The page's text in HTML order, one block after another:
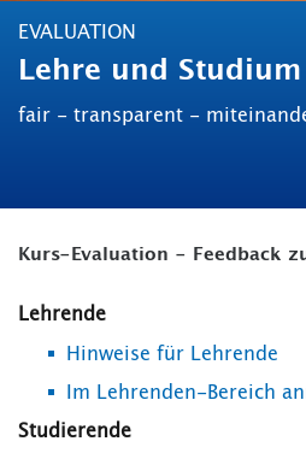
EVALUATION
Lehre und Studium
fair - transparent -
Kurs-Evaluation - Feedback
Lehrende
Hinweise für Lehrende
Im Lehrenden-Bereich
Studierende